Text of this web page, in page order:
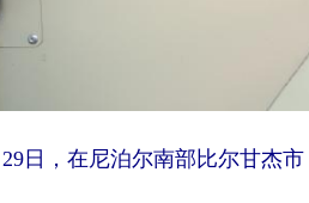
日，在尼泊尔南部比尔甘杰